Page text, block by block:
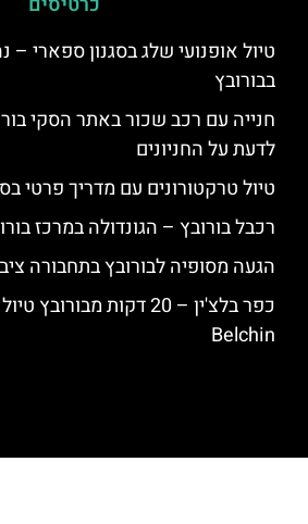
טיול אופנועי שלג בסגנון ספארי
בבורובץ
חנייה עם רכב שכור באתר הסקי
לדעת על החניונים
טיול טרקטורונים עם מדריך פרטי
רכבל בורובץ – הגונדולה במרכז
הגעה מסופיה לבורובץ בתחבורה
כפר בלצ'ין – 20 דקות
Belchin